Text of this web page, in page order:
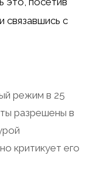
связавшись с
режим в 25
разрешены в
критикует его